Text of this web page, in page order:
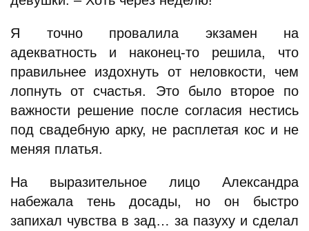
Я точно провалила экзамен на
адекватность и наконец-то решила, что
правильнее издохнуть от неловкости, чем
лопнуть от счастья. Это было второе по
важности решение после согласия нестись
под свадебную арку, не расплетая кос и не
меняя платья.
На выразительное лицо Александра
набежала тень досады, но он быстро
запихал чувства в зад… за пазуху и сделал